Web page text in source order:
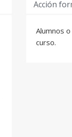
Acción
Alumnos
curso.